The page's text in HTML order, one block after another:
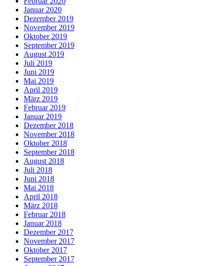
Januar 2020
Dezember 2019
November 2019
Oktober 2019
September 2019
August 2019
Juli 2019
Juni 2019
Mai 2019
April 2019
März 2019
Februar 2019
Januar 2019
Dezember 2018
November 2018
Oktober 2018
September 2018
August 2018
Juli 2018
Juni 2018
Mai 2018
April 2018
März 2018
Februar 2018
Januar 2018
Dezember 2017
November 2017
Oktober 2017
September 2017